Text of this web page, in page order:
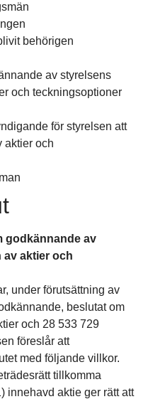
behörigen
av styrelsens
och teckningsoptioner
för styrelsen att
aktier och
godkännande av
aktier och
under förutsättning av
beslutat om
och 28 533 729
föreslår att
med följande villkor.
tillkomma
innehavd aktie ger rätt att